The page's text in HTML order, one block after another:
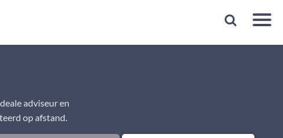
Plan een gratis 1e gesprek binnen 1 minuut
adviseur en
op afstand.